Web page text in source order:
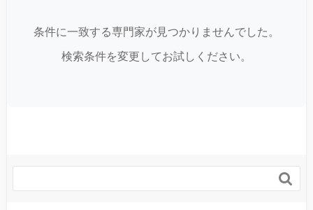
条件に一致する専門家が見つかりませんでした。
検索条件を変更してお試しください。
